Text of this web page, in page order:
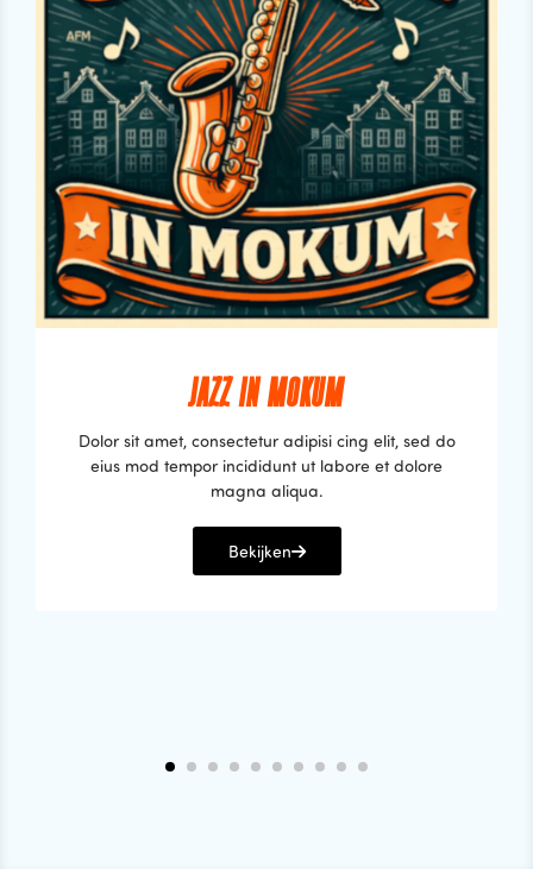
JAZZ IN MOKUM
Dolor sit amet, consectetur adipisi cing elit, sed do
eius mod tempor incididunt ut labore et dolore
magna aliqua.
Bekijken